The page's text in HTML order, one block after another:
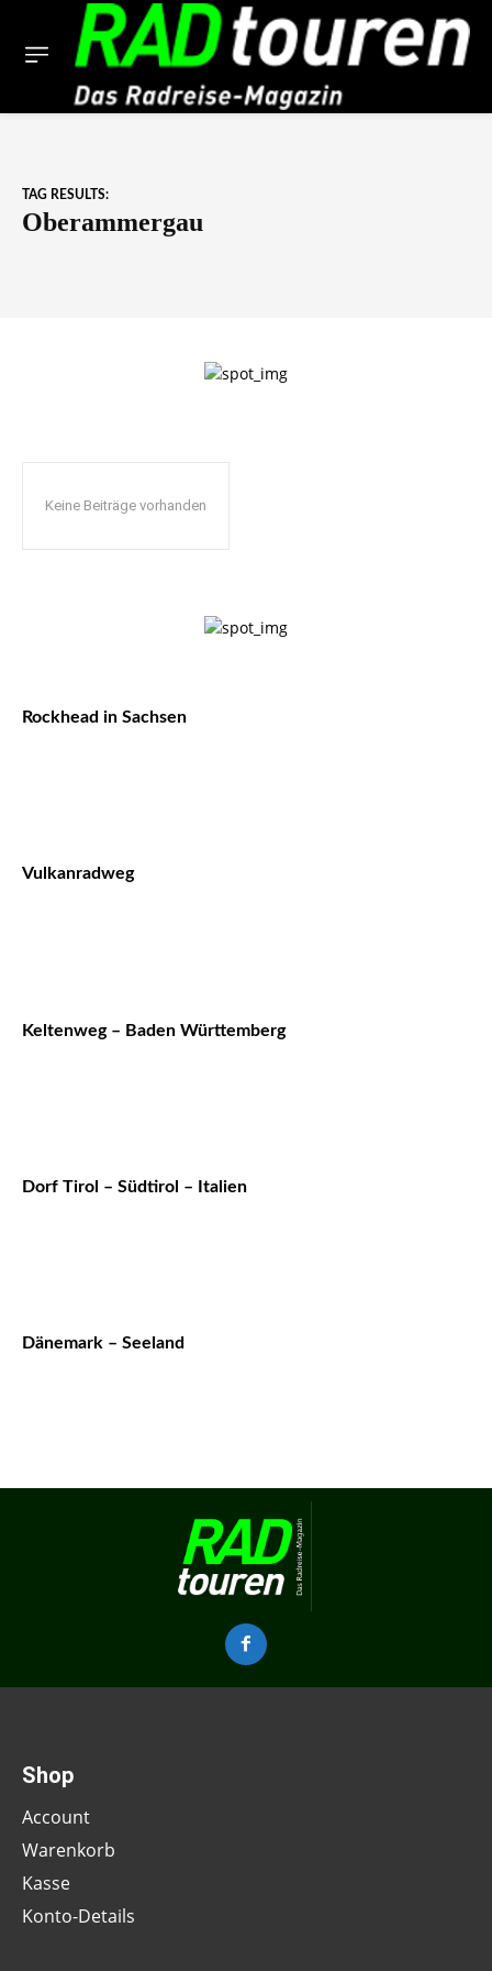
TAG RESULTS:
Oberammergau
Keine Beiträge vorhanden
Rockhead in Sachsen
Vulkanradweg
Keltenweg – Baden Württemberg
Dorf Tirol – Südtirol – Italien
Dänemark – Seeland
Shop
Account
Warenkorb
Kasse
Konto-Details